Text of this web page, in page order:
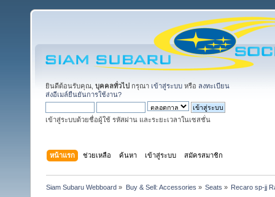
ยินดีต้อนรับคุณ, บุคคลทั่วไป กรุณา เข้าสู่ระบบ หรือ ลงทะเบียน
ส่งอีเมล์ยืนยันการใช้งาน?
เข้าสู่ระบบด้วยชื่อผู้ใช้ รหัสผ่าน และระยะเวลาในเซสชั่น
หน้าแรก ช่วยเหลือ ค้นหา เข้าสู่ระบบ สมัครสมาชิก
Siam Subaru Webboard » Buy & Sell: Accessories » Seats » Recaro sp-jj